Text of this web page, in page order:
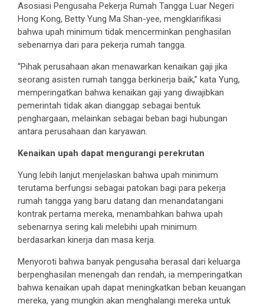
Asosiasi Pengusaha Pekerja Rumah Tangga Luar Negeri
Hong Kong, Betty Yung Ma Shan-yee, mengklarifikasi
bahwa upah minimum tidak mencerminkan penghasilan
sebenarnya dari para pekerja rumah tangga.
“Pihak perusahaan akan menawarkan kenaikan gaji jika
seorang asisten rumah tangga berkinerja baik,” kata Yung,
memperingatkan bahwa kenaikan gaji yang diwajibkan
pemerintah tidak akan dianggap sebagai bentuk
penghargaan, melainkan sebagai beban bagi hubungan
antara perusahaan dan karyawan.
Kenaikan upah dapat mengurangi perekrutan
Yung lebih lanjut menjelaskan bahwa upah minimum
terutama berfungsi sebagai patokan bagi para pekerja
rumah tangga yang baru datang dan menandatangani
kontrak pertama mereka, menambahkan bahwa upah
sebenarnya sering kali melebihi upah minimum
berdasarkan kinerja dan masa kerja.
Menyoroti bahwa banyak pengusaha berasal dari keluarga
berpenghasilan menengah dan rendah, ia memperingatkan
bahwa kenaikan upah dapat meningkatkan beban keuangan
mereka, yang mungkin akan menghalangi mereka untuk